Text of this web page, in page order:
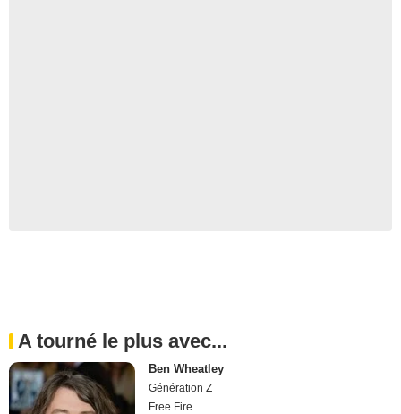
A tourné le plus avec...
Ben Wheatley
Génération Z
Free Fire